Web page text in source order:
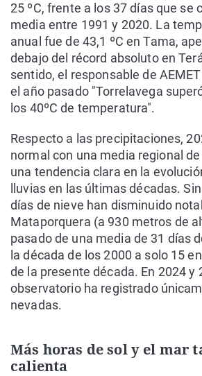
25 ºC, frente a los 37 días que se
media entre 1991 y 2020. La
anual fue de 43,1 ºC en Tama,
debajo del récord absoluto en
sentido, el responsable de
el año pasado "Torrelavega
los 40ºC de temperatura".
Respecto a las precipitaciones,
normal con una media regional
una tendencia clara en la
lluvias en las últimas décadas.
días de nieve han disminuido
Mataporquera (a 930 metros de
pasado de una media de 31 días
la década de los 2000 a solo 15
de la presente década. En 2024 y
observatorio ha registrado
nevadas.
Más horas de sol y el mar
calienta